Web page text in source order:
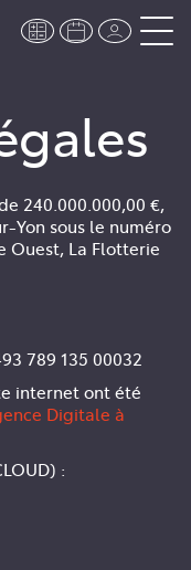
240.000.000,00 €,
Yon sous le numéro
Ouest, La Flotterie
789 135 00032
internet ont été
Digitale à
: